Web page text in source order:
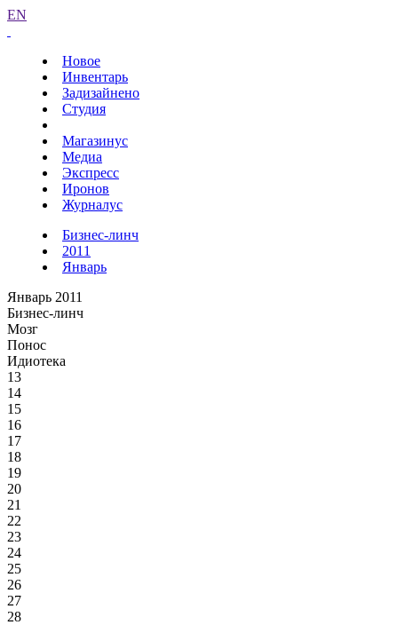
EN
Новое
Инвентарь
Задизайнено
Студия
Магазинус
Медиа
Экспресс
Иронов
Журналус
Бизнес-линч
2011
Январь
Январь 2011
Бизнес-линч
Мозг
Понос
Идиотека
13
14
15
16
17
18
19
20
21
22
23
24
25
26
27
28